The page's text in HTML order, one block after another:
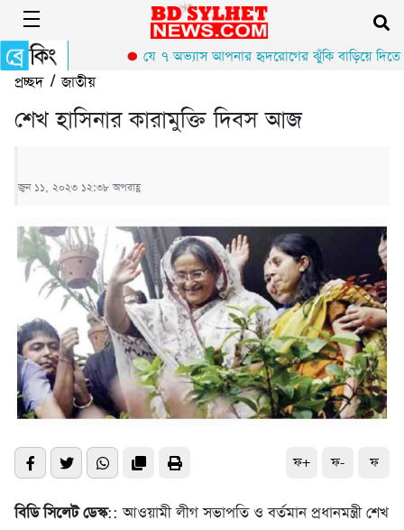
যে ৭ অভ্যাস আপনার হৃদরোগের ঝুঁকি বাড়িয়ে দিতে
প্রচ্ছদ/জাতীয়
শেখ হাসিনার কারামুক্তি দিবস আজ
জুন ১১, ২০২৩ ১২:৩৮ অপরাহ্ণ
ফ+ ফ- ফ
বিডি সিলেট ডেস্ক:: আওয়ামী লীগ সভাপতি ও বর্তমান প্রধানমন্ত্রী শেখ